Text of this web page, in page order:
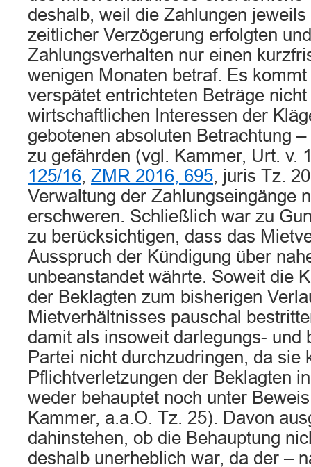
deshalb, weil die Zahlungen
zeitlicher Verzögerung erfolgten
Zahlungsverhalten nur einen
wenigen Monaten betraf. Es
verspätet entrichteten Beträge
wirtschaftlichen Interessen der
gebotenen absoluten Betrachtung
zu gefährden (vgl. Kammer, Urt. v.
125/16, ZMR 2016, 695, juris Tz.
Verwaltung der Zahlungseingänge
erschweren. Schließlich war zu
zu berücksichtigen, dass das
Ausspruch der Kündigung über
unbeanstandet währte. Soweit die
der Beklagten zum bisherigen
Mietverhältnisses pauschal
damit als insoweit darlegungs- und
Partei nicht durchzudringen, da sie
Pflichtverletzungen der Beklagten
weder behauptet noch unter
Kammer, a.a.O. Tz. 25). Davon
dahinstehen, ob die Behauptung
deshalb unerheblich war, da der –